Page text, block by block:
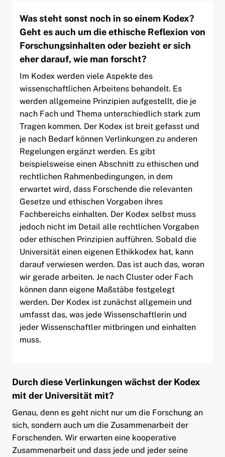
Was steht sonst noch in so einem Kodex?
Geht es auch um die ethische Reflexion von
Forschungsinhalten oder bezieht er sich
eher darauf, wie man forscht?
Im Kodex werden viele Aspekte des
wissenschaftlichen Arbeitens behandelt. Es
werden allgemeine Prinzipien aufgestellt, die je
nach Fach und Thema unterschiedlich stark zum
Tragen kommen. Der Kodex ist breit gefasst und
je nach Bedarf können Verlinkungen zu anderen
Regelungen ergänzt werden. Es gibt
beispielsweise einen Abschnitt zu ethischen und
rechtlichen Rahmenbedingungen, in dem
erwartet wird, dass Forschende die relevanten
Gesetze und ethischen Vorgaben ihres
Fachbereichs einhalten. Der Kodex selbst muss
jedoch nicht im Detail alle rechtlichen Vorgaben
oder ethischen Prinzipien aufführen. Sobald die
Universität einen eigenen Ethikkodex hat, kann
darauf verwiesen werden. Das ist auch das, woran
wir gerade arbeiten. Je nach Cluster oder Fach
können dann eigene Maßstäbe festgelegt
werden. Der Kodex ist zunächst allgemein und
umfasst das, was jede Wissenschaftlerin und
jeder Wissenschaftler mitbringen und einhalten
muss.
Durch diese Verlinkungen wächst der Kodex
mit der Universität mit?
Genau, denn es geht nicht nur um die Forschung an
sich, sondern auch um die Zusammenarbeit der
Forschenden. Wir erwarten eine kooperative
Zusammenarbeit und dass jede und jeder seine